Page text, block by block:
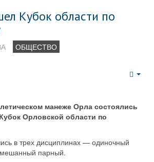
Кубок области по
ОБЩЕСТВО
манеже Орла состоялись
Орловской области по
в трех дисциплинах — одиночный
парный.